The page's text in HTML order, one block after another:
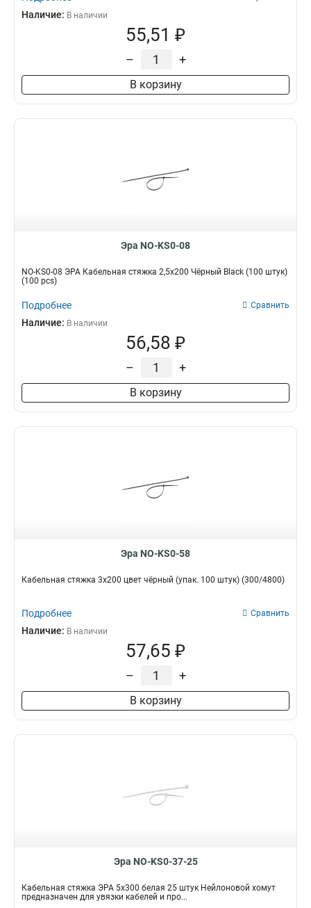
Наличие: В наличии
55,51 ₽
– +
В корзину
Эра NO-KS0-08
NO-KS0-08 ЭРА Кабельная стяжка 2,5х200 Чёрный Black (100 штук)
(100 pcs)
Подробнее Сравнить
Наличие: В наличии
56,58 ₽
– +
В корзину
Эра NO-KS0-58
Кабельная стяжка 3x200 цвет чёрный (упак. 100 штук) (300/4800)
Подробнее Сравнить
Наличие: В наличии
57,65 ₽
– +
В корзину
Эра NO-KS0-37-25
Кабельная стяжка ЭРА 5x300 белая 25 штук Нейлоновой хомут
предназначен для увязки кабелей и про...